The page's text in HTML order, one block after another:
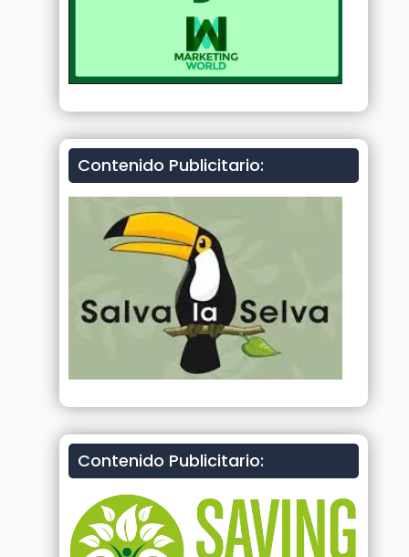
Contenido Publicitario:
Contenido Publicitario: